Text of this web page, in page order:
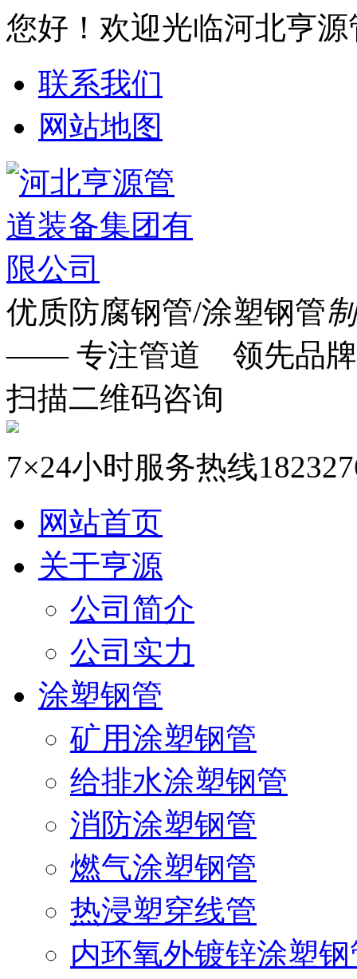
您好！欢迎光临河北亨
联系我们
网站地图
优质防腐钢管/涂塑钢管
—— 专注管道 领先品
扫描二维码咨询
7×24小时服务热线
网站首页
关于亨源
公司简介
公司实力
涂塑钢管
矿用涂塑钢管
给排水涂塑钢管
消防涂塑钢管
燃气涂塑钢管
热浸塑穿线管
内环氧外镀锌涂塑钢